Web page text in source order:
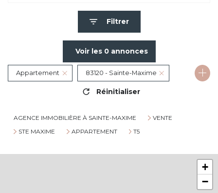
Filtrer
Voir les 0annonces
Appartement 83120 - Sainte-Maxime
Réinitialiser
AGENCE IMMOBILIÈRE À SAINTE-MAXIME
VENTE
STE MAXIME
APPARTEMENT T5
+
−